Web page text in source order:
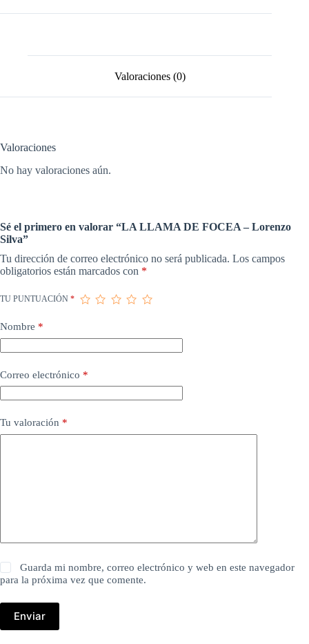
-
Valoraciones (0)
Valoraciones
No hay valoraciones aún.
Sé el primero en valorar “LA LLAMA DE FOCEA – Lorenzo
Silva”
Tu dirección de correo electrónico no será publicada. Los campos
obligatorios están marcados con *
TU PUNTUACIÓN *
Nombre *
Correo electrónico *
Tu valoración *
Guarda mi nombre, correo electrónico y web en este navegador
para la próxima vez que comente.
Enviar